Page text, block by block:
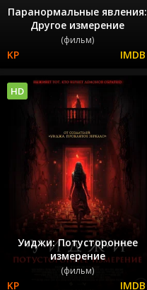
Паранормальные явления:
Другое измерение
(фильм)
Уиджи: Потустороннее
измерение
(фильм)
HD